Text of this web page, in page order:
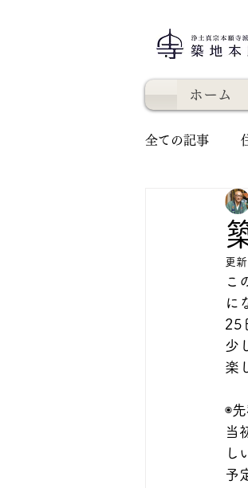
ホーム
全ての記事
更新
こ
に
25
少
楽
◉
当
し
予